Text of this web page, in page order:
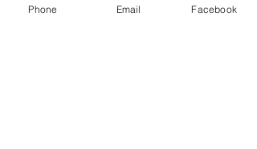
Phone Email Facebook